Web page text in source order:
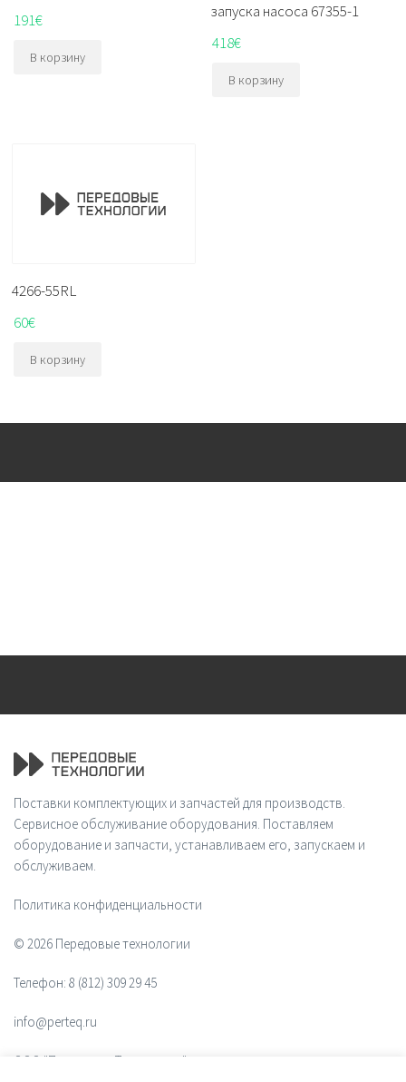
191€
В корзину
запуска насоса 67355-1
418€
В корзину
4266-55RL
60€
В корзину
Поставки комплектующих и запчастей для производств.
Сервисное обслуживание оборудования. Поставляем
оборудование и запчасти, устанавливаем его, запускаем и
обслуживаем.
Политика конфиденциальности
© 2026 Передовые технологии
Телефон: 8 (812) 309 29 45
info@perteq.ru
ООО "Передовые Технологии"